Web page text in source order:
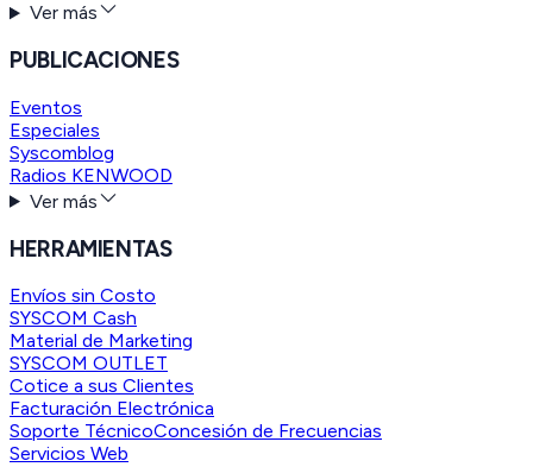
Ver más
PUBLICACIONES
Eventos
Especiales
Syscomblog
Radios KENWOOD
Ver más
HERRAMIENTAS
Envíos sin Costo
SYSCOM Cash
Material de Marketing
SYSCOM OUTLET
Cotice a sus Clientes
Facturación Electrónica
Soporte TécnicoConcesión de Frecuencias
Servicios Web